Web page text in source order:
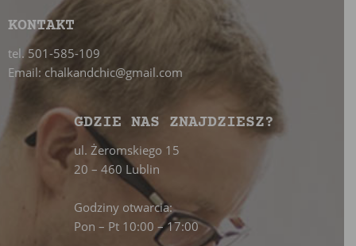
KONTAKT
tel. 501-585-109
Email: chalkandchic@gmail.com
GDZIE NAS ZNAJDZIESZ?
ul. Żeromskiego 15
20 – 460 Lublin
Godziny otwarcia:
Pon – Pt 10:00 – 17:00